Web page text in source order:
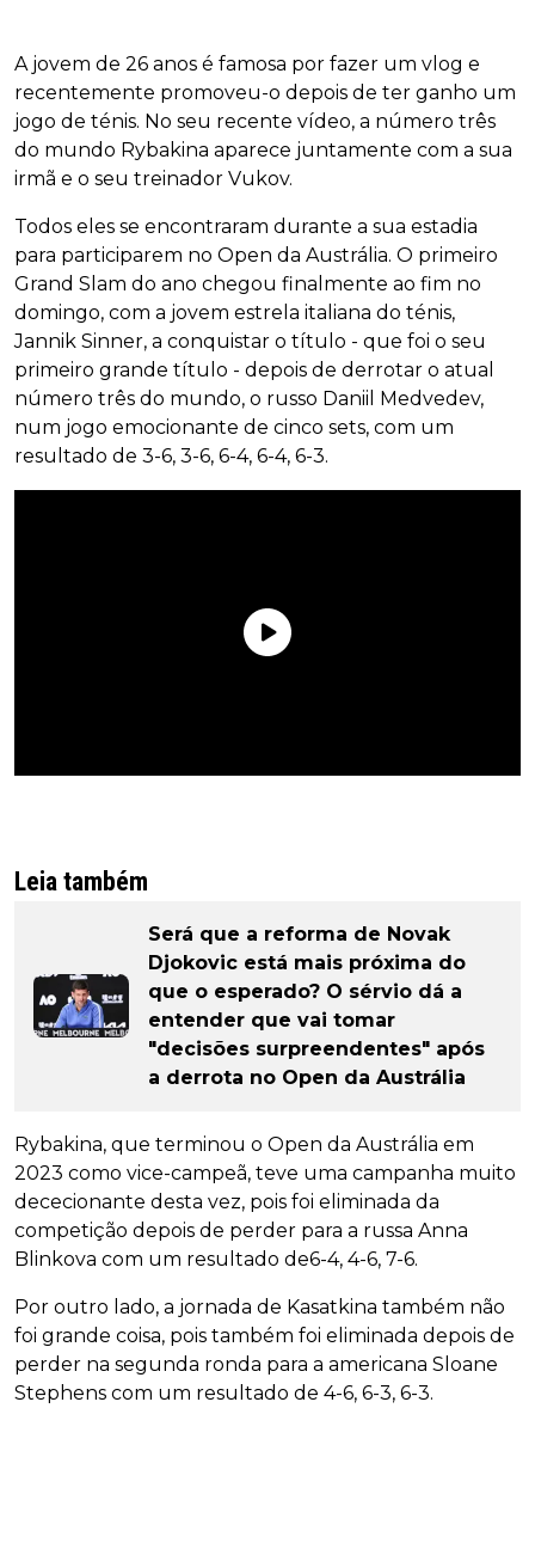
A jovem de 26 anos é famosa por fazer um vlog e
recentemente promoveu-o depois de ter ganho um
jogo de ténis. No seu recente vídeo, a número três
do mundo Rybakina aparece juntamente com a sua
irmã e o seu treinador Vukov.
Todos eles se encontraram durante a sua estadia
para participarem no Open da Austrália. O primeiro
Grand Slam do ano chegou finalmente ao fim no
domingo, com a jovem estrela italiana do ténis,
Jannik Sinner, a conquistar o título - que foi o seu
primeiro grande título - depois de derrotar o atual
número três do mundo, o russo Daniil Medvedev,
num jogo emocionante de cinco sets, com um
resultado de 3-6, 3-6, 6-4, 6-4, 6-3.
Leia também
Será que a reforma de Novak
Djokovic está mais próxima do
que o esperado? O sérvio dá a
entender que vai tomar
"decisões surpreendentes" após
a derrota no Open da Austrália
Rybakina, que terminou o Open da Austrália em
2023 como vice-campeã, teve uma campanha muito
dececionante desta vez, pois foi eliminada da
competição depois de perder para a russa Anna
Blinkova com um resultado de6-4, 4-6, 7-6.
Por outro lado, a jornada de Kasatkina também não
foi grande coisa, pois também foi eliminada depois de
perder na segunda ronda para a americana Sloane
Stephens com um resultado de 4-6, 6-3, 6-3.